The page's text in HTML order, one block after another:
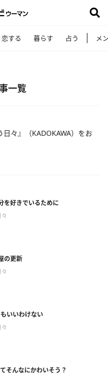
恋する 暮らす 占う メ
一覧
々』（KADOKAWA）をお
を好きでいるために
の更新
いいわけない
そんなにかわいそう？